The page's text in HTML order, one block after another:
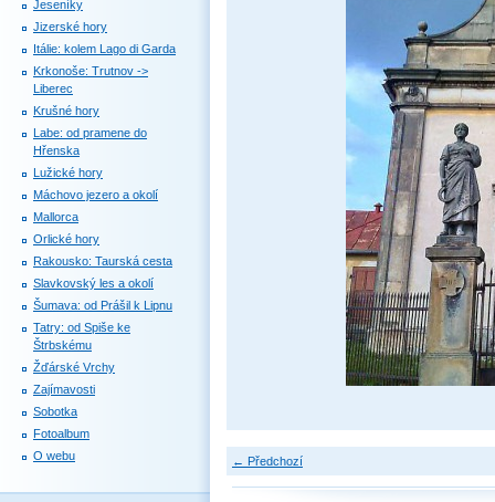
← Předchozí
Jeseníky
Jizerské hory
Itálie: kolem Lago di Garda
Krkonoše: Trutnov ->
Liberec
Krušné hory
Labe: od pramene do
Hřenska
Lužické hory
Máchovo jezero a okolí
Mallorca
Orlické hory
Rakousko: Taurská cesta
Slavkovský les a okolí
Šumava: od Prášil k Lipnu
Tatry: od Spiše ke
Štrbskému
Žďárské Vrchy
Zajímavosti
Sobotka
Fotoalbum
O webu